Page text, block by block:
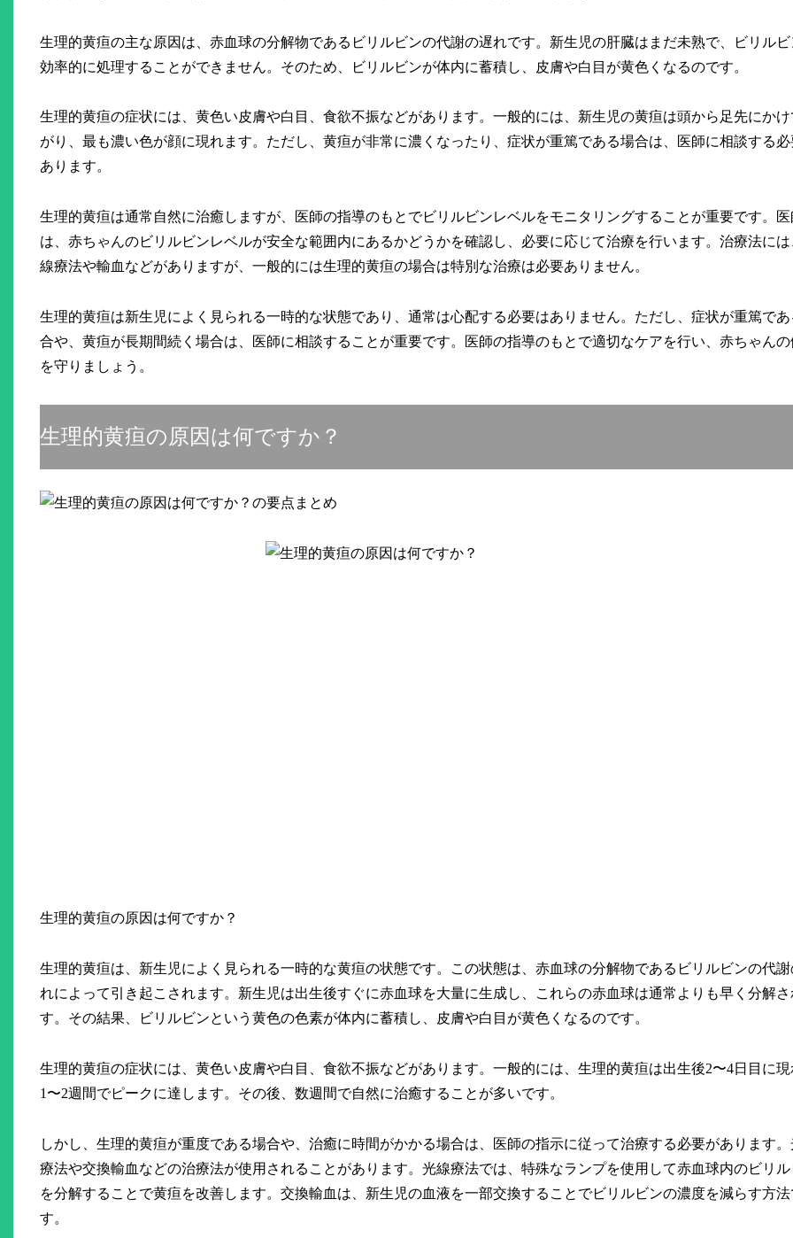
生理的黄疸の主な原因は、赤血球の分解物であるビリルビンの代謝の遅れです。新生児の肝臓はまだ未熟で、ビリルビ
効率的に処理することができません。そのため、ビリルビンが体内に蓄積し、皮膚や白目が黄色くなるのです。
生理的黄疸の症状には、黄色い皮膚や白目、食欲不振などがあります。一般的には、新生児の黄疸は頭から足先にかけ
がり、最も濃い色が顔に現れます。ただし、黄疸が非常に濃くなったり、症状が重篤である場合は、医師に相談する必
あります。
生理的黄疸は通常自然に治癒しますが、医師の指導のもとでビリルビンレベルをモニタリングすることが重要です。医
は、赤ちゃんのビリルビンレベルが安全な範囲内にあるかどうかを確認し、必要に応じて治療を行います。治療法には
線療法や輸血などがありますが、一般的には生理的黄疸の場合は特別な治療は必要ありません。
生理的黄疸は新生児によく見られる一時的な状態であり、通常は心配する必要はありません。ただし、症状が重篤であ
合や、黄疸が長期間続く場合は、医師に相談することが重要です。医師の指導のもとで適切なケアを行い、赤ちゃんの
を守りましょう。
生理的黄疸の原因は何ですか？
生理的黄疸の原因は何ですか？
生理的黄疸は、新生児によく見られる一時的な黄疸の状態です。この状態は、赤血球の分解物であるビリルビンの代謝
れによって引き起こされます。新生児は出生後すぐに赤血球を大量に生成し、これらの赤血球は通常よりも早く分解さ
す。その結果、ビリルビンという黄色の色素が体内に蓄積し、皮膚や白目が黄色くなるのです。
生理的黄疸の症状には、黄色い皮膚や白目、食欲不振などがあります。一般的には、生理的黄疸は出生後2〜4日目に現
1〜2週間でピークに達します。その後、数週間で自然に治癒することが多いです。
しかし、生理的黄疸が重度である場合や、治癒に時間がかかる場合は、医師の指示に従って治療する必要があります。
療法や交換輸血などの治療法が使用されることがあります。光線療法では、特殊なランプを使用して赤血球内のビリル
を分解することで黄疸を改善します。交換輸血は、新生児の血液を一部交換することでビリルビンの濃度を減らす方法
す。